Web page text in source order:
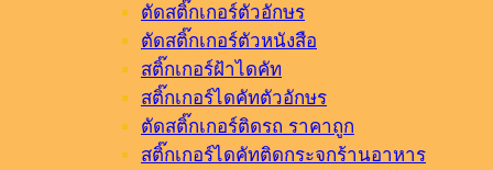
ตัดสติ๊กเกอร์ตัวอักษร
ตัดสติ๊กเกอร์ตัวหนังสือ
สติ๊กเกอร์ฝ้าไดคัท
สติ๊กเกอร์ไดคัทตัวอักษร
ตัดสติ๊กเกอร์ติดรถ ราคาถูก
สติ๊กเกอร์ไดคัทติดกระจกร้านอาหาร